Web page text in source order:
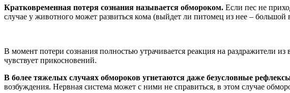
Кратковременная потеря сознания называется обмороком. Если пес не
случае у животного может развиться кома (выйдет ли питомец из нее – большой
В момент потери сознания полностью утрачивается реакция на раздражители
чувствует прикосновений.
В более тяжелых случаях обмороков угнетаются даже безусловные
возбуждения. Нервная система может с ними не справиться, в этом случае